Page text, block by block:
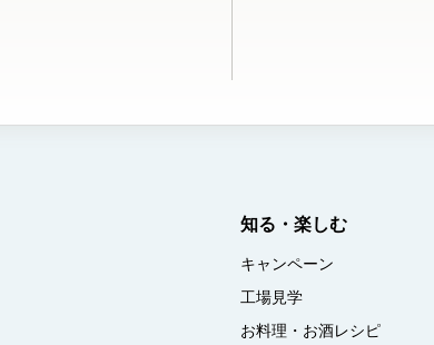
知る・楽しむ
キャンペーン
工場見学
お料理・お酒レシピ